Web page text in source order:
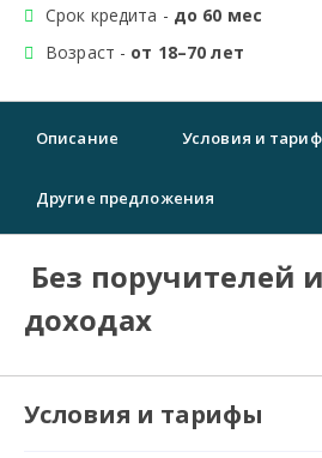
Срок кредита - до 60 мес
Возраст - от 18–70 лет
Описание Условия и
Другие предложения
Без поручителей
доходах
Условия и тарифы